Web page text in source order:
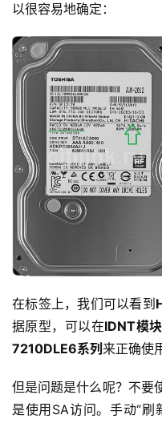
以很容易地确定：
在标签上，我们可以看到
据原型，可以在IDNT模块
7210DLE6系列 来正确使
但是问题是什么呢？不要
是使用SA访问。手动“刷